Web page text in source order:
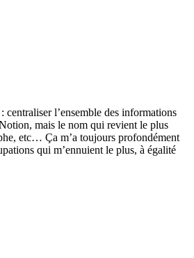
l’ensemble des informations
mais le nom qui revient le plus
etc… Ça m’a toujours profondément
qui m’ennuient le plus, à égalité